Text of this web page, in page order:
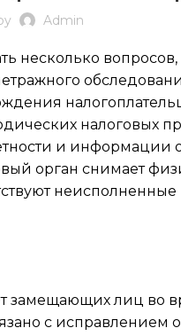
Admin
несколько
налоговых
и информации
орган снимает
неисполненные
замещающих лиц во
с исправлением